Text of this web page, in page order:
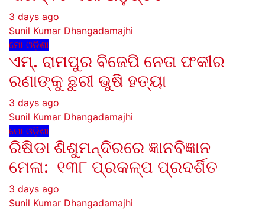
3 days ago
Sunil Kumar Dhangadamajhi
ମୋ ଓଡ଼ିଶା
ଏମ୍. ରାମପୁର ବିଜେପି ନେତା ଫକୀର
ରଣାଙ୍କୁ ଛୁରୀ ଭୁଷି ହତ୍ୟା
3 days ago
Sunil Kumar Dhangadamajhi
ମୋ ଓଡ଼ିଶା
ରିଷିଡା ଶିଶୁମନ୍ଦିରରେ ଜ୍ଞାନବିଜ୍ଞାନ
ମେଳା: ୧୩୮ ପ୍ରକଳ୍ପ ପ୍ରଦର୍ଶିତ
3 days ago
Sunil Kumar Dhangadamajhi